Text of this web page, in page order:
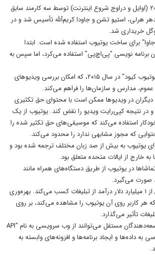
یوتیوب در سال ۲۰۰۵ (اوایل و دراوج شروع اینترنت) توسط سه کارمند سابق
هرلی، استیو تشن و جاودا کریم‌‌آلله تأسیس شد و در
برای ساخت یوتیوب استفاده شده است. ابتدا
برنامه نویسی “پی‌اچ‌پی” استفاده می‌کرد، اما سپس به
رونمایی از بخش “یوتیوب کیود” در سال ۲۰۱۵، که امکان بررسی ویدیوهای
عموم، مدارس و سازمان‌ها را فراهم می‌کند.
دیگران در ویدیوها ممکن است با محتوای حق تکثیری
و در نتیجه کپی‌رایت ویدیو را نقض کند. یوتیوب از یک
استفاده می‌کند که موسیقی‌های حق تکثیر شده را
که مجوز مشابهی ندارد را محدود می‌کند.
محتوای یوتیوب به بیش از صد زبان مختلف ترجمه شده بود و
درصد تماشاها در یوتیوب از طریق دستگاه‌های همراه مانند
می‌گیرد.
یوتیوب سالانه بیش از ۱ میلیارد دلار درآمد از تبلیغات کسب می‌کند. بهره‌وری
هر کاربر روی آن یوتیوب را مشاهده می‌کند، بر روی
تأثیر می‌گذارد.
برنامه نویسان و توسعه‌دهندگان مستقل می‌توانند از وب سرویسی به نام “API
به داده‌ها و ایجاد برنامه‌ها و افزونه‌های وابسته به